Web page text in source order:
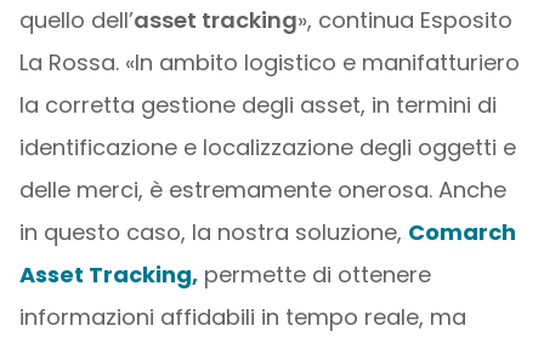
quello dell’asset tracking», continua Esposito
La Rossa. «In ambito logistico e manifatturiero
la corretta gestione degli asset, in termini di
identificazione e localizzazione degli oggetti e
delle merci, è estremamente onerosa. Anche
in questo caso, la nostra soluzione, Comarch
Asset Tracking,permette di ottenere
informazioni affidabili in tempo reale, ma